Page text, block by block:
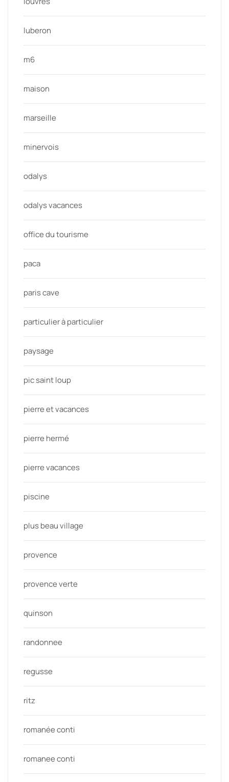
luberon
m6
maison
marseille
minervois
odalys
odalys vacances
office du tourisme
paca
paris cave
particulier à particulier
paysage
pic saint loup
pierre et vacances
pierre hermé
pierre vacances
piscine
plus beau village
provence
provence verte
quinson
randonnee
regusse
ritz
romanée conti
romanee conti